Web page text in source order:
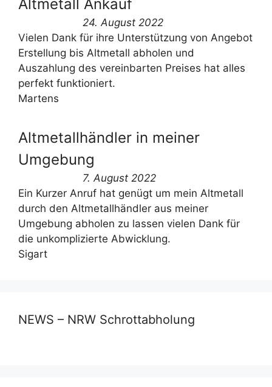
Altmetall Ankauf
24. August 2022
Vielen Dank für ihre Unterstützung von Angebot
Erstellung bis Altmetall abholen und
Auszahlung des vereinbarten Preises hat alles
perfekt funktioniert.
Martens
Altmetallhändler in meiner
Umgebung
7. August 2022
Ein Kurzer Anruf hat genügt um mein Altmetall
durch den Altmetallhändler aus meiner
Umgebung abholen zu lassen vielen Dank für
die unkomplizierte Abwicklung.
Sigart
NEWS – NRW Schrottabholung